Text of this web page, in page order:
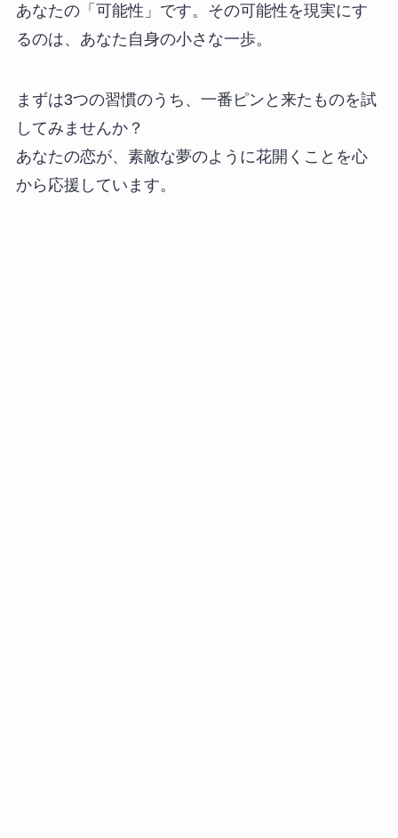
あなたの「可能性」です。その可能性を現実にす
るのは、あなた自身の小さな一歩。
まずは3つの習慣のうち、一番ピンと来たものを試
してみませんか？
あなたの恋が、素敵な夢のように花開くことを心
から応援しています。